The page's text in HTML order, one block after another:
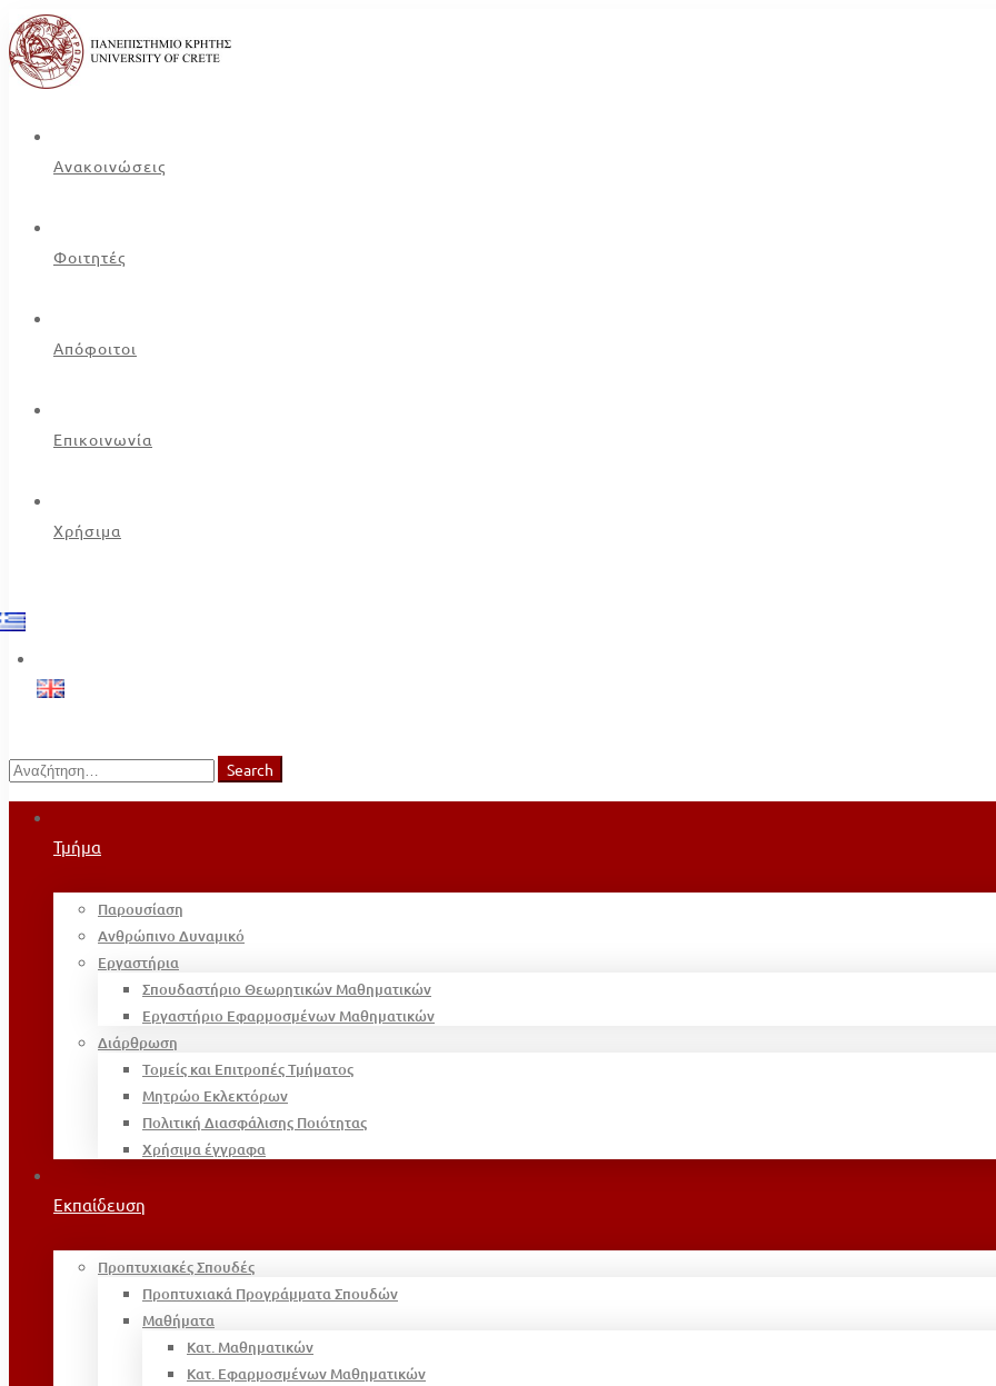
Ανακοινώσεις
Φοιτητές
Απόφοιτοι
Επικοινωνία
Χρήσιμα
Search
for:
Search
Τμήμα
Παρουσίαση
Ανθρώπινο Δυναμικό
Εργαστήρια
Σπουδαστήριο Θεωρητικών Μαθηματικών
Εργαστήριο Εφαρμοσμένων Μαθηματικών
Διάρθρωση
Τομείς και Επιτροπές Τμήματος
Μητρώο Εκλεκτόρων
Πολιτική Διασφάλισης Ποιότητας
Χρήσιμα έγγραφα
Εκπαίδευση
Προπτυχιακές Σπουδές
Προπτυχιακά Προγράμματα Σπουδών
Μαθήματα
Κατ. Μαθηματικών
Κατ. Εφαρμοσμένων Μαθηματικών